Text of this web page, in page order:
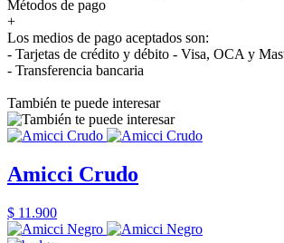
Métodos de pago
+
Los medios de pago aceptados son:
- Tarjetas de crédito y débito - Visa, OCA y
- Transferencia bancaria
También te puede interesar
Amicci Crudo
$ 11.900